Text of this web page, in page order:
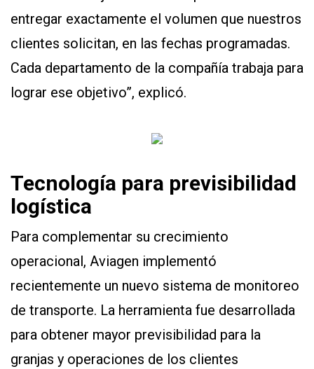
entregar exactamente el volumen que nuestros
clientes solicitan, en las fechas programadas.
Cada departamento de la compañía trabaja para
lograr ese objetivo”, explicó.
Tecnología para previsibilidad
logística
Para complementar su crecimiento
operacional, Aviagen implementó
recientemente un nuevo sistema de monitoreo
de transporte. La herramienta fue desarrollada
para obtener mayor previsibilidad para la
granjas y operaciones de los clientes